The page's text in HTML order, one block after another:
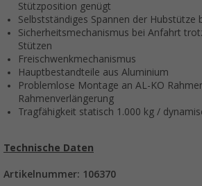
Stützposition genügt
Selbstständiges Spannen der Hubstütze
Sicherheitsmechanismus bei Anfahrt
Stützen
Freischwenkmechanismus
Hauptbestandteile aus Aluminium
Problemlose Montage an AL-KO
Rahmenverlängerung
Tragfähigkeit statisch 1.000 kg /
Technische Daten
Artikelnummer: 106370